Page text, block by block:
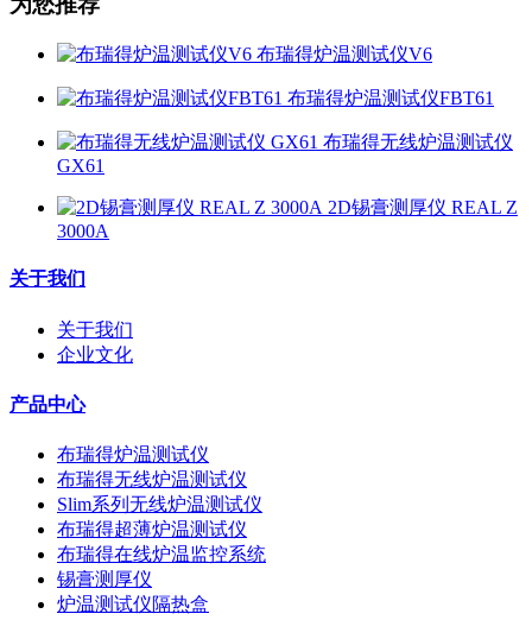
布瑞得炉温测试仪V6
布瑞得炉温测试仪FBT61
布瑞得无线炉温测试仪
GX61
2D锡膏测厚仪 REAL Z
3000A
关于我们
关于我们
企业文化
产品中心
布瑞得炉温测试仪
布瑞得无线炉温测试仪
Slim系列无线炉温测试仪
布瑞得超薄炉温测试仪
布瑞得在线炉温监控系统
锡膏测厚仪
炉温测试仪隔热盒